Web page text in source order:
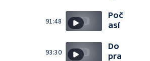
91:48
Poč
así
93:30
Do
pra